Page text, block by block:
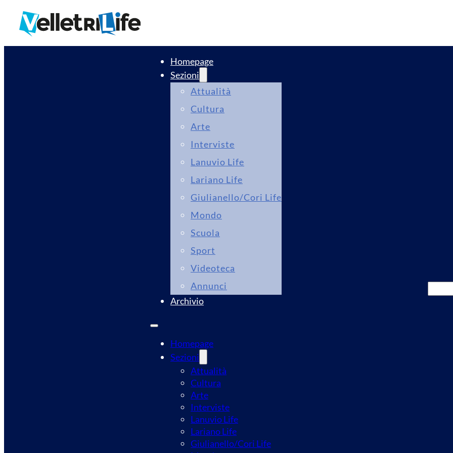
Homepage
Sezioni
Attualità
Cultura
Arte
Interviste
Lanuvio Life
Lariano Life
Giulianello/Cori Life
Mondo
Scuola
Sport
Videoteca
Annunci
Archivio
Homepage
Sezioni
Attualità
Cultura
Arte
Interviste
Lanuvio Life
Lariano Life
Giulianello/Cori Life